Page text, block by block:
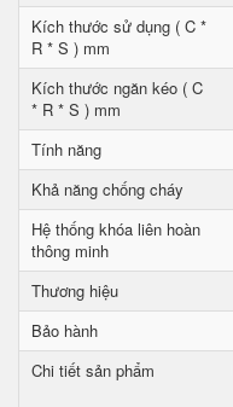
Kích thước sử dụng ( C *
R * S ) mm
Kích thước ngăn kéo ( C
* R * S ) mm
Tính năng
Khả năng chống cháy
Hệ thống khóa liên hoàn
thông minh
Thương hiệu
Bảo hành
Chi tiết sản phẩm